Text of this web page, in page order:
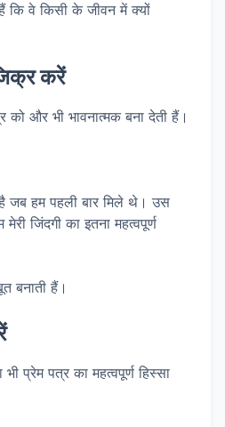
वे किसी के जीवन में क्यों
करें
को और भी भावनात्मक बना देती हैं।
जब हम पहली बार मिले थे। उस
जिंदगी का इतना महत्वपूर्ण
बनाती हैं।
प्रेम पत्र का महत्वपूर्ण हिस्सा